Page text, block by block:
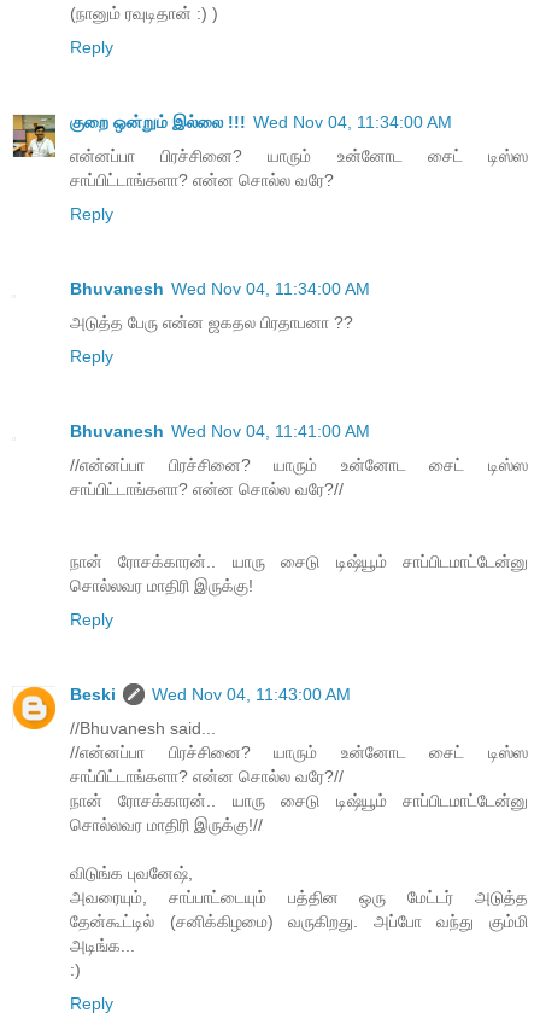
(நானும் ரவுடிதான் :) )
Reply
குறை ஒன்றும் இல்லை !!! Wed Nov 04, 11:34:00 AM
என்னப்பா பிரச்சினை? யாரும் உன்னோட சைட் டிஸ்ஸ
சாப்பிட்டாங்களா? என்ன சொல்ல வரே?
Reply
Bhuvanesh Wed Nov 04, 11:34:00 AM
அடுத்த பேரு என்ன ஜகதல பிரதாபனா ??
Reply
Bhuvanesh Wed Nov 04, 11:41:00 AM
//என்னப்பா பிரச்சினை? யாரும் உன்னோட சைட் டிஸ்ஸ
சாப்பிட்டாங்களா? என்ன சொல்ல வரே?//
நான் ரோசக்காரன்.. யாரு சைடு டிஷ்யூம் சாப்பிடமாட்டேன்னு
சொல்லவர மாதிரி இருக்கு!
Reply
Beski
Wed Nov 04, 11:43:00 AM
//Bhuvanesh said...
//என்னப்பா பிரச்சினை? யாரும் உன்னோட சைட் டிஸ்ஸ
சாப்பிட்டாங்களா? என்ன சொல்ல வரே?//
நான் ரோசக்காரன்.. யாரு சைடு டிஷ்யூம் சாப்பிடமாட்டேன்னு
சொல்லவர மாதிரி இருக்கு!//
விடுங்க புவனேஷ்,
அவரையும், சாப்பாட்டையும் பத்தின ஒரு மேட்டர் அடுத்த
தேன்கூட்டில் (சனிக்கிழமை) வருகிறது. அப்போ வந்து கும்மி
அடிங்க...
:)
Reply